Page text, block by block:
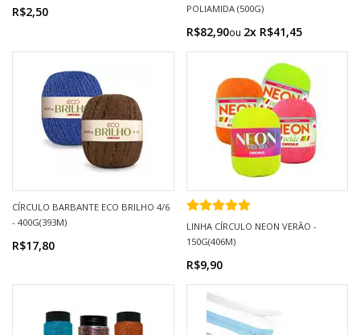
R$2,50
POLIAMIDA (500G)
R$82,90 2x R$41,45
CÍRCULO BARBANTE ECO BRILHO 4/6
- 400G(393M)
R$17,80
LINHA CÍRCULO NEON VERÃO -
150G(406M)
R$9,90